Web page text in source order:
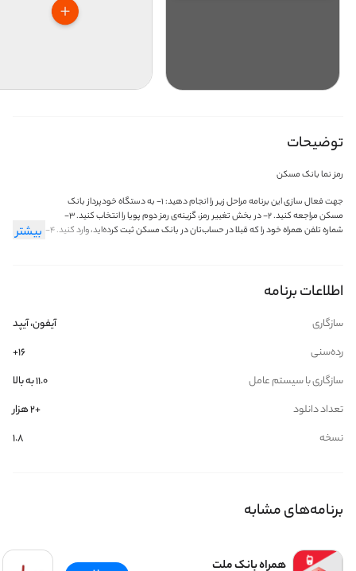
توضیحات
رمز نما بانک مسکن
‏‏جهت فعال سازی این برنامه مراحل زیر را انجام دهید: ‏۱- به دستگاه خودپرداز بانک
مسکن مراجعه کنید. ‏۲- در بخش تغییر رمز، گزینه‌ی رمز دوم پویا را انتخاب کنید. ‏۳-
شماره تلفن همراه خود را که قبلا در حساب‌تان در بانک مسکن ثبت کرده‌اید، وارد کنید. ‏۴-
چند رقمی است که شما می‌توانید آن را مانند رمز دوم کنونی‌تان استفاده کنید. تنها
اعتبار دارد. یعنی اگر شما یک رمز دوم یک‌بارمصرف دریافت کردید و تا یک دقیقه از آن
هم نگذشته باشد، باز هم باید رمز دوم جدید دریافت کنید.
بیشتر
اطلاعات برنامه
سازگاری
آیفون، آیپد
رده‌سنی
۱۶+
سازگاری با سیستم عامل
۱۱.۰ به بالا
تعداد دانلود
+2 هزار
نسخه
1.8
برنامه‌های مشابه
همراه بانک ملت